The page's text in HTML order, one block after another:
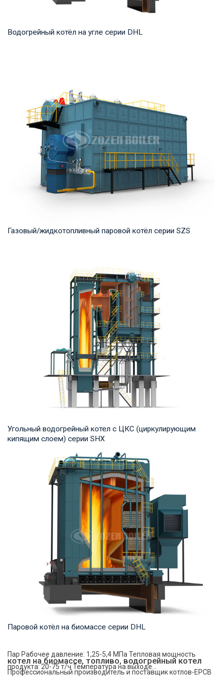
Водогрейный котёл на угле серии DHL
Газовый/жидкотопливный паровой котёл серии SZS
продукта: 10-50 т/ч Температура на выходе...
Угольный водогрейный котел с ЦКС (циркулирующим
кипящим слоем) серии SHX
Горячая вода Рабочее давление: 1,25-2,5 МПа Тепловая
мощность продукта: 7-91 МВт Температура н...
Паровой котёл на биомассе серии DHL
Пар Рабочее давление: 1,25-5,4 МПа Тепловая мощность
продукта: 20-75 т/ч Температура на выходе...
котел на биомассе, топливо, водогрейный котел
Профессиональный производитель и поставщик котлов-EPCB